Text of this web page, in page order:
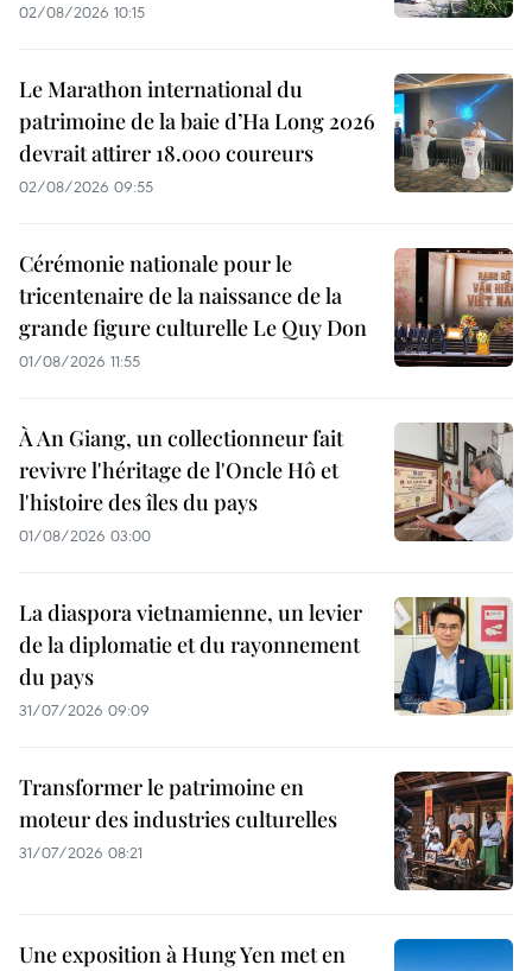
02/08/2026 10:15
Le Marathon international du
patrimoine de la baie d’Ha Long 2026
devrait attirer 18.000 coureurs
02/08/2026 09:55
Cérémonie nationale pour le
tricentenaire de la naissance de la
grande figure culturelle Le Quy Don
01/08/2026 11:55
À An Giang, un collectionneur fait
revivre l'héritage de l'Oncle Hô et
l'histoire des îles du pays
01/08/2026 03:00
La diaspora vietnamienne, un levier
de la diplomatie et du rayonnement
du pays
31/07/2026 09:09
Transformer le patrimoine en
moteur des industries culturelles
31/07/2026 08:21
Une exposition à Hung Yen met en